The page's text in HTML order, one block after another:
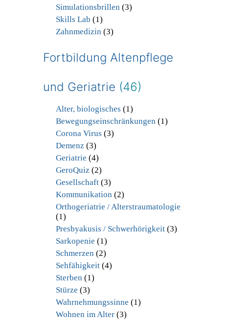
Simulationsbrillen (3)
Skills Lab (1)
Zahnmedizin (3)
Fortbildung Altenpflege
und Geriatrie (46)
Alter, biologisches (1)
Bewegungseinschränkungen (1)
Corona Virus (3)
Demenz (3)
Geriatrie (4)
GeroQuiz (2)
Gesellschaft(3)
Kommunikation (2)
Orthogeriatrie / Alterstraumatologie
(1)
Presbyakusis / Schwerhörigkeit(3)
Sarkopenie (1)
Schmerzen (2)
Sehfähigkeit(4)
Sterben (1)
Stürze (3)
Wahrnehmungssinne (1)
Wohnen im Alter(3)